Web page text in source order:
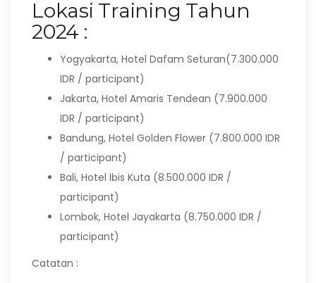
Lokasi Training Tahun
2024 :
Yogyakarta, Hotel Dafam Seturan(7.300.000
IDR / participant)
Jakarta, Hotel Amaris Tendean (7.900.000
IDR / participant)
Bandung, Hotel Golden Flower (7.800.000 IDR
/ participant)
Bali, Hotel Ibis Kuta (8.500.000 IDR /
participant)
Lombok, Hotel Jayakarta (8.750.000 IDR /
participant)
Catatan :